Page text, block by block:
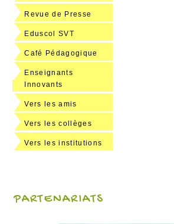
Revue de Presse
Eduscol SVT
Café Pédagogique
Enseignants
Innovants
Vers les amis
Vers les collèges
Vers les institutions
PARTENARIATS